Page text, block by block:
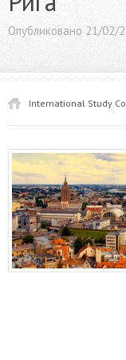
Опубликовано 21/02/
International Study